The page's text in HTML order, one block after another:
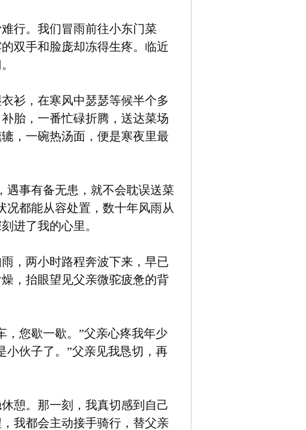
行。我们冒雨前往小东门菜
双手和脸庞却冻得生疼。临近
衫，在寒风中瑟瑟等候半个多
胎，一番忙碌折腾，送达菜场
，一碗热汤面，便是寒夜里最
遇事有备无患，就不会耽误送菜
况都能从容处置，数十年风雨从
进了我的心里。
，两小时路程奔波下来，早已
，抬眼望见父亲微驼疲惫的背
，您歇一歇。”父亲心疼我年少
小伙子了。”父亲见我恳切，再
憩。那一刻，我真切感到自己
我都会主动接手骑行，替父亲